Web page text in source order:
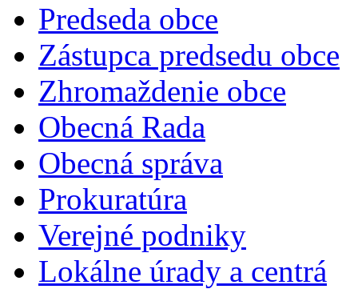
Predseda obce
Zástupca predsedu obce
Zhromaždenie obce
Obecná Rada
Obecná správa
Prokuratúra
Verejné podniky
Lokálne úrady a centrá